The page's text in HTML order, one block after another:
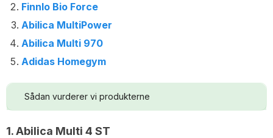
Finnlo Bio Force
Abilica MultiPower
Abilica Multi 970
Adidas Homegym
Sådan vurderer vi produkterne
1. Abilica Multi 4 ST